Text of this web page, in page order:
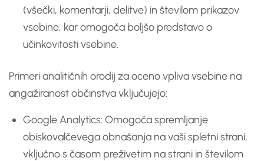
(všečki, komentarji, delitve) in številom prikazov
vsebine, kar omogoča boljšo predstavo o
učinkovitosti vsebine.
Primeri analitičnih orodij za oceno vpliva vsebine na
angažiranost občinstva vključujejo:
Google Analytics: Omogoča spremljanje
obiskovalčevega obnašanja na vaši spletni strani,
vključno s časom preživetim na strani in številom